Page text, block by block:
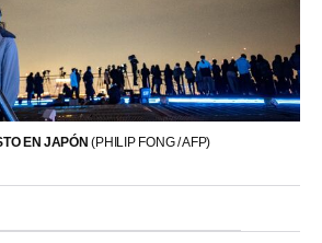
EN JAPÓN(PHILIP FONG / AFP)